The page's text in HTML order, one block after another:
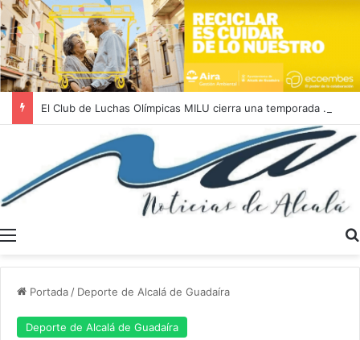
El Club de Luchas Olímpicas MILU cierra una temporada 2025/2026 histórica con un récord de 262 medallas
Portada / Deporte de Alcalá de Guadaíra
Deporte de Alcalá de Guadaíra